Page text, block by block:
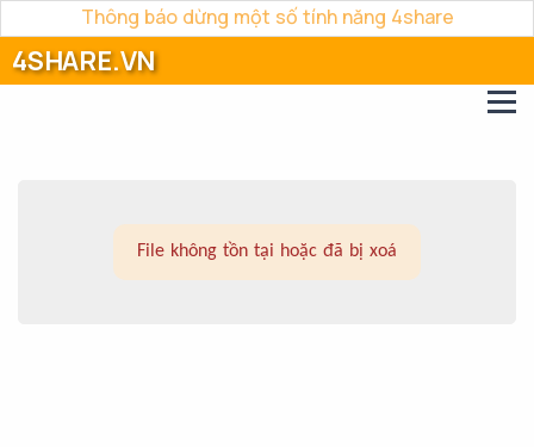
Thông báo dừng một số tính năng 4share
4SHARE.VN
File không tồn tại hoặc đã bị xoá